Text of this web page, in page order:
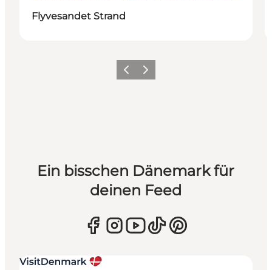
Flyvesandet Strand
ZurückWeiter
Ein bisschen Dänemark für
deinen Feed